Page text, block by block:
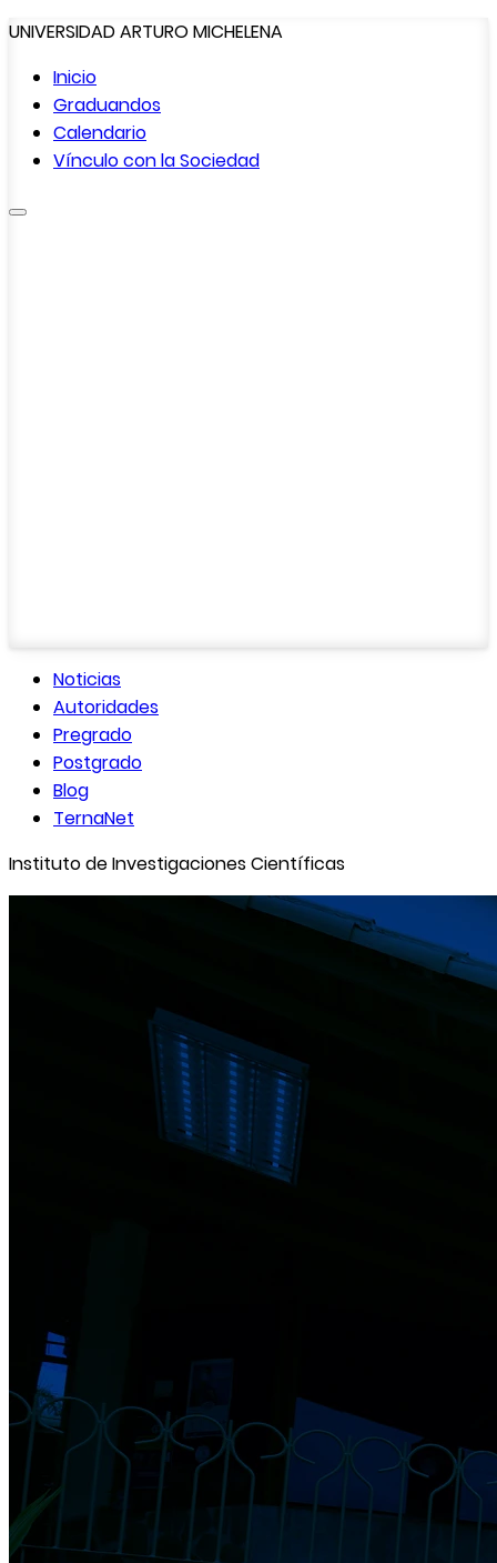
UNIVERSIDAD ARTURO MICHELENA
Inicio
Graduandos
Calendario
Vínculo con laSociedad
Noticias
Autoridades
Pregrado
Postgrado
Blog
TernaNet
Instituto de Investigaciones Científicas